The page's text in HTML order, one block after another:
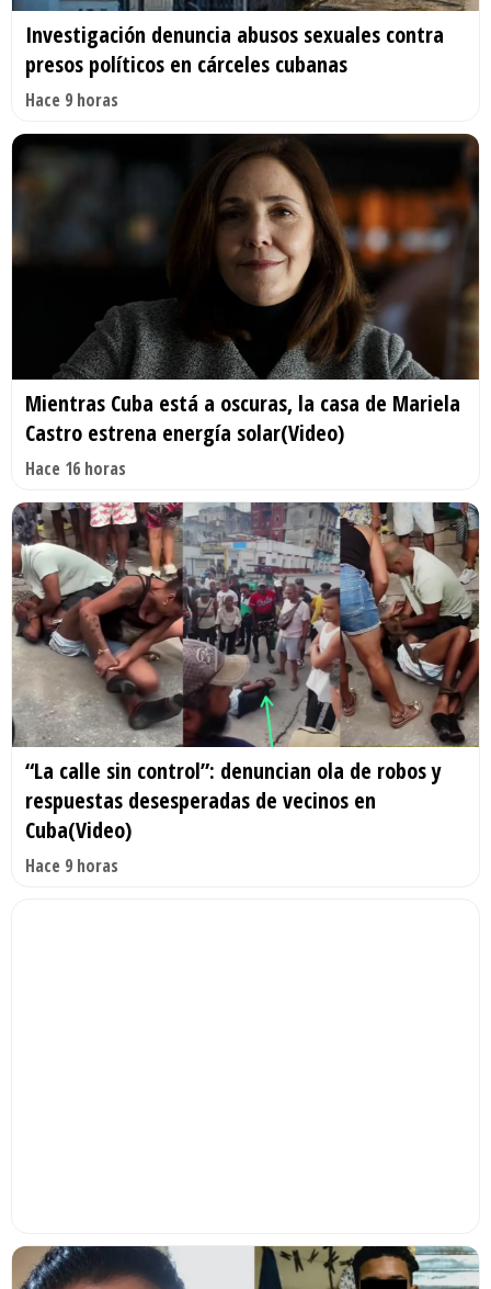
Investigación denuncia abusos sexuales contra
presos políticos en cárceles cubanas
Hace 9 horas
Mientras Cuba está a oscuras, la casa de Mariela
Castro estrena energía solar(Video)
Hace 16 horas
“La calle sin control”: denuncian ola de robos y
respuestas desesperadas de vecinos en
Cuba(Video)
Hace 9 horas